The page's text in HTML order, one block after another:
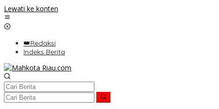
Lewati ke konten
👑Redaksi
Indeks Berita